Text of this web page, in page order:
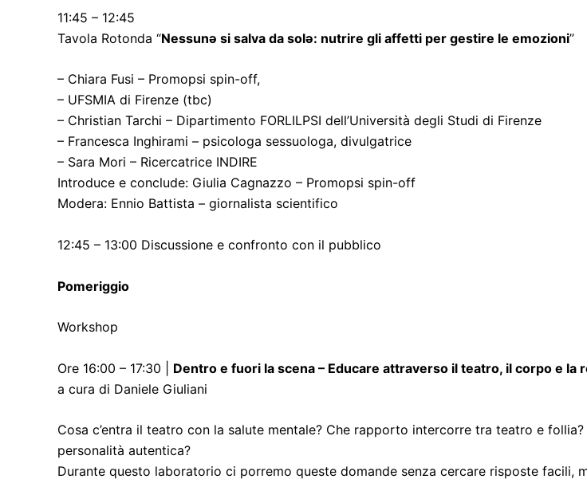
11:45 – 12:45
Tavola Rotonda “Nessunə si salva da solə: nutrire gli affetti per gestire le emozioni”
– Chiara Fusi – Promopsi spin-off,
– UFSMIA di Firenze (tbc)
– Christian Tarchi – Dipartimento FORLILPSI dell’Università degli Studi di Firenze
– Francesca Inghirami – psicologa sessuologa, divulgatrice
– Sara Mori – Ricercatrice INDIRE
Introduce e conclude: Giulia Cagnazzo – Promopsi spin-off
Modera: Ennio Battista – giornalista scientifico
12:45 – 13:00 Discussione e confronto con il pubblico
Pomeriggio
Workshop
Ore 16:00 – 17:30 | Dentro e fuori la scena – Educare attraverso il teatro, il corpo e la
a cura di Daniele Giuliani
Cosa c’entra il teatro con la salute mentale? Che rapporto intercorre tra teatro e
personalità autentica?
Durante questo laboratorio ci porremo queste domande senza cercare risposte facili,